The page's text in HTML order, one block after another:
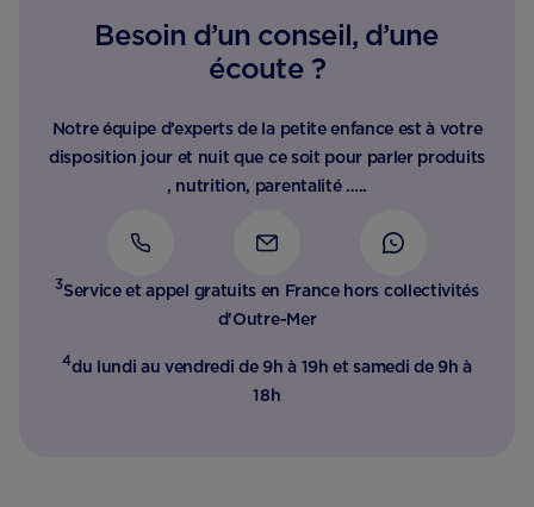
Besoin d’un conseil, d’une
écoute ?
Notre équipe d’experts de la petite enfance est à votre
disposition jour et nuit que ce soit pour parler produits
, nutrition, parentalité …..
3Service et appel gratuits en France hors collectivités
d'Outre-Mer​
4du lundi au vendredi de 9h à 19h et samedi de 9h à
18h